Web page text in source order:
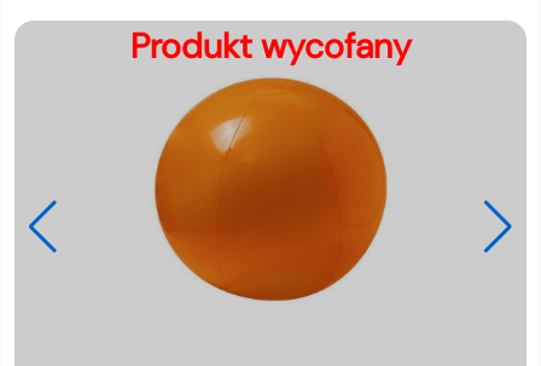
Produkt wycofany